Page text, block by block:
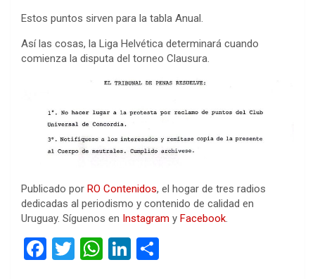
Estos puntos sirven para la tabla Anual.
Así las cosas, la Liga Helvética determinará cuando
comienza la disputa del torneo Clausura.
Publicado por RO Contenidos, el hogar de tres radios
dedicadas al periodismo y contenido de calidad en
Uruguay. Síguenos en Instagram y Facebook.
F
T
W Li